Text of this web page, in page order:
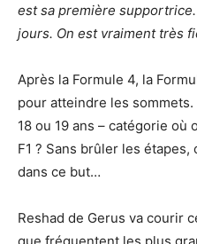
est sa première
jours. On est vraiment très
Après la Formule 4, la
pour atteindre les
18 ou 19 ans – catégorie où
F1 ? Sans brûler les
dans ce but…
Reshad de Gerus va courir